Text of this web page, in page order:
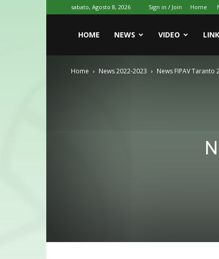
sabato, Agosto 8, 2026 Sign in / Join Home
HOME NEWS VIDEO
Home News 2022-2023 News FIPAV Taranto